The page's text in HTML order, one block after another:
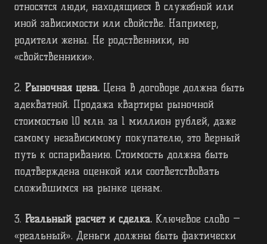
относятся люди, находящиеся в служебной или
иной зависимости или свойстве. Например,
родители жены. Не родственники, но
«свойственники».
2. Рыночная цена. Цена в договоре должна быть
адекватной. Продажа квартиры рыночной
стоимостью 10 млн. за 1 миллион рублей, даже
самому независимому покупателю, это верный
путь к оспариванию. Стоимость должна быть
подтверждена оценкой или соответствовать
сложившимся на рынке ценам.
3. Реальный расчет и сделка. Ключевое слово —
«реальный». Деньги должны быть фактически